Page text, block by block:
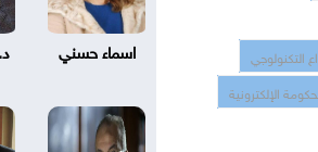
التكنولوجي
الإلكترونية
اسماء حسني